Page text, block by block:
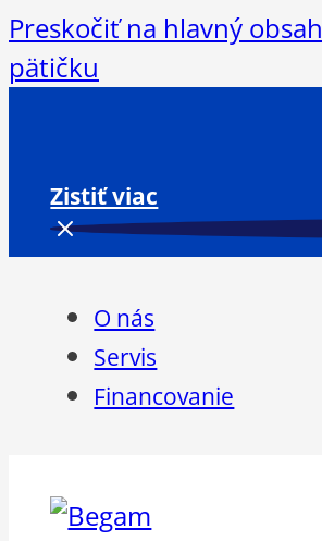
Preskočiť na hlavný obsah
pätičku
Zistiť viac
O nás
Servis
Financovanie